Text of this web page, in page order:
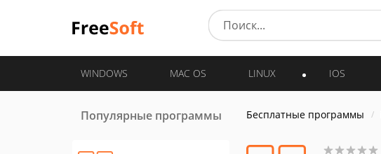
WINDOWS MAC OS LINUX IOS
Популярные программы Бесплатные программы